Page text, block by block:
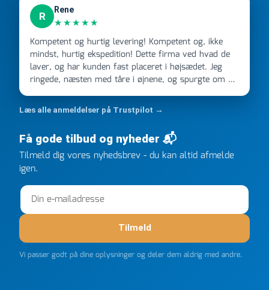
R
Rene
★★★★★
Kompetent og hurtig levering! Kompetent og, ikke
mindst, hurtig ekspedition! Dette firma ved hvad de
laver, og har kunden fast placeret i højsædet. Jeg
ringede, næsten med tåre i øjnene, og spurgte om de
kunne overholde en 2 måneder gammel aftale. Jeg
ringede onsdag kl 16, og min store ordre kom dagen
efter kl 6.45! Kan slet ikke få armene ned, og næste
gang jeg skal bruge noget, vil jeg ringe til dem
FØRST. De varmeste og venligste hilsner fra Rene
Læs alle anmeldelser på Trustpilot →
Få gode tilbud og nyheder 📬
Tilmeld dig vores nyhedsbrev - du kan altid afmelde
igen.
Tilmeld
Vi passer godt på dine oplysninger og deler dem aldrig med andre.